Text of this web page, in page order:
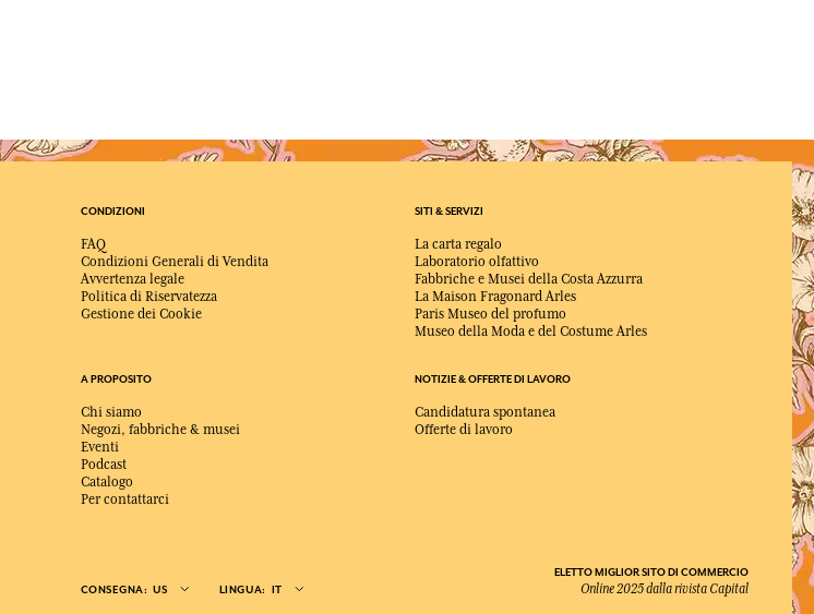
CONDIZIONI
FAQ
Condizioni Generali di Vendita
Avvertenza legale
Politica di Riservatezza
Gestione dei Cookie
SITI & SERVIZI
La carta regalo
Laboratorio olfattivo
Fabbriche e Musei della Costa Azzurra
La Maison Fragonard Arles
Paris Museo del profumo
Museo della Moda e del Costume Arles
A PROPOSITO
Chi siamo
Negozi, fabbriche & musei
Eventi
Podcast
Catalogo
Per contattarci
NOTIZIE & OFFERTE DI LAVORO
Candidatura spontanea
Offerte di lavoro
CONSEGNA: US LINGUA: IT
ELETTO MIGLIOR SITO DI COMMERCIO
Online 2025 dalla rivista Capital